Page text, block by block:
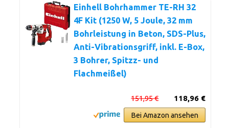
Einhell Bohrhammer TE-RH 32
4F Kit (1250 W, 5 Joule, 32 mm
Bohrleistung in Beton, SDS-Plus,
Anti-Vibrationsgriff, inkl. E-Box,
3 Bohrer, Spitzz- und
Flachmeißel)
118,96 €
151,95 €
Bei Amazon ansehen